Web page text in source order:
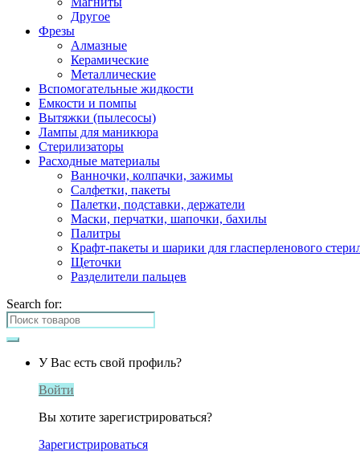
Другое
Фрезы
Алмазные
Керамические
Металлические
Вспомогательные жидкости
Емкости и помпы
Вытяжки (пылесосы)
Лампы для маникюра
Стерилизаторы
Расходные материалы
Ванночки, колпачки, зажимы
Салфетки, пакеты
Палетки, подставки, держатели
Маски, перчатки, шапочки, бахилы
Палитры
Крафт-пакеты и шарики для гласперленового
Щеточки
Разделители пальцев
Search for:
У Вас есть свой профиль?
Войти
Вы хотите зарегистрироваться?
Зарегистрироваться